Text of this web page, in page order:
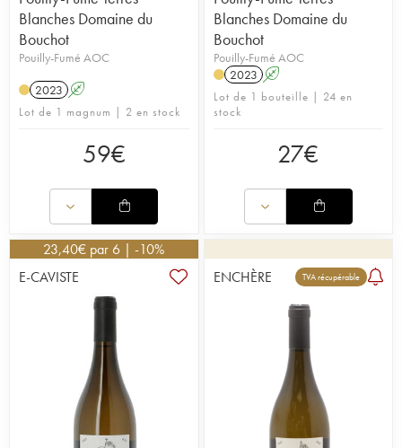
Blanches Domaine du
Bouchot
Pouilly-Fumé AOC
2023 A
Lot de 1 magnum | 2 en stock
59€
Blanches Domaine du
Bouchot
Pouilly-Fumé AOC
2023 A
Lot de 1 bouteille | 24 en
stock
27€
23,40€ par 6 | -10%
E-CAVISTE
ENCHÈRE TVA récupérable